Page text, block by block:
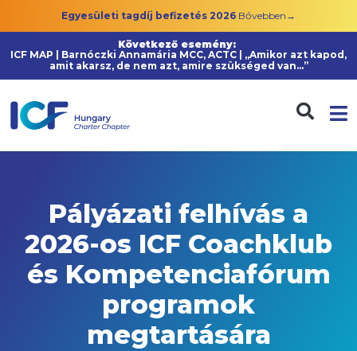
Egyesületi tagdíj befizetés 2026 Bővebben→
Következő esemény:
ICF MAP | Barnóczki Annamária MCC, ACTC | „Amikor azt kapod,
amit akarsz, de nem azt, amire szükséged van…”
Pályázati felhívás a
2026-os ICF Coachklub
és Kompetenciafórum
programok
megtartására